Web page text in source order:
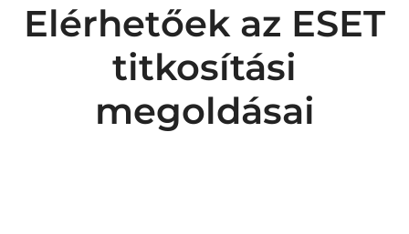
Elérhetőek az ESET
titkosítási
megoldásai